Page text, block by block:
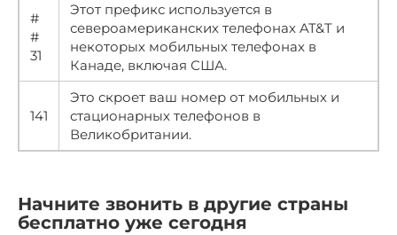
#
#
31
Этот префикс используется в
североамериканских телефонах AT&T и
некоторых мобильных телефонах в
Канаде, включая США.
141
Это скроет ваш номер от мобильных и
стационарных телефонов в
Великобритании.
Начните звонить в другие страны
бесплатно уже сегодня